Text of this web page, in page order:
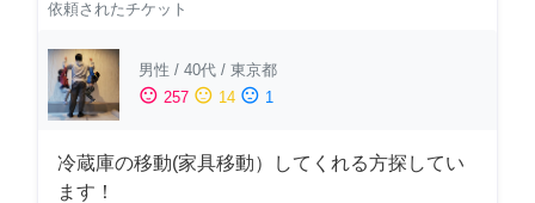
依頼されたチケット
男性 / 40代 / 東京都
sentiment_satisfied 257 sentiment_neutral 14 sentiment_dissatisfied 1
冷蔵庫の移動(家具移動）してくれる方探してい
ます！